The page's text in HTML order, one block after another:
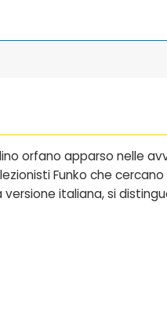
orfano apparso nelle
Funko che cercano
versione italiana, si